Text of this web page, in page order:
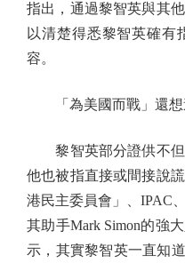
指出，通過黎智英與其
以清楚得悉黎智英確有
容。
「為美國而戰」還想
黎智英部分證供不但
他也被指直接或間接說
港民主委員會」、IPAC
其助手Mark Simon的強
示，其實黎智英一直知